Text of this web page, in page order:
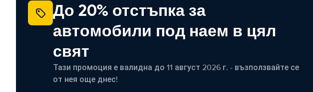
До 20% отстъпка за
автомобили под наем в цял
свят
Тази промоция е валидна до 11 август 2026 г. - възползвайте се
от нея още днес!